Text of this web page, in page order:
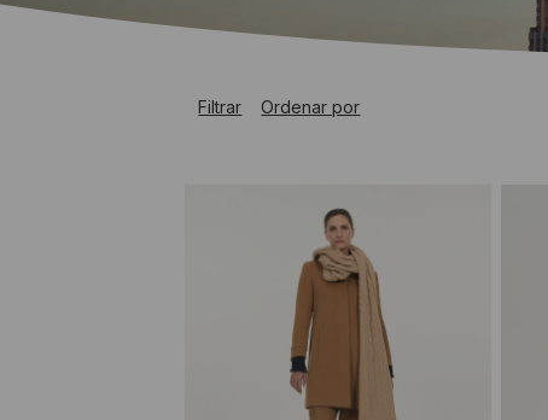
Filtrar Ordenar por